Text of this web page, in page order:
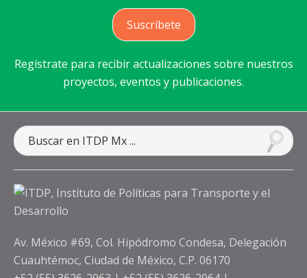
Suscríbete
Regístrate para recibir actualizaciones sobre nuestros
proyectos, eventos y publicaciones.
Av. México #69, Col. Hipódromo Condesa, Delegación
Cuauhtémoc, Ciudad de México, C.P. 06170